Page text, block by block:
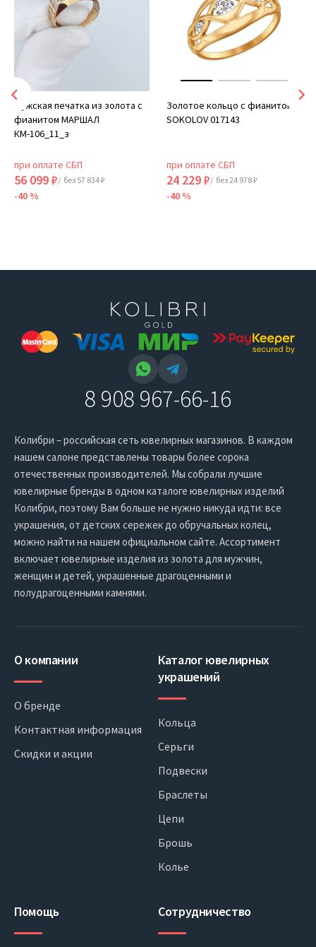
Мужская печатка из золота с
фианитом МАРШАЛ
КМ-106_11_з
при оплате СБП
56 099 ₽/ без 57 834 ₽
-40 %
Золотое кольцо с фианитом
SOKOLOV 017143
при оплате СБП
24 229 ₽/ без 24 978 ₽
-40 %
8 908 967-66-16
Колибри – российская сеть ювелирных магазинов. В каждом
нашем салоне представлены товары более сорока
отечественных производителей. Мы собрали лучшие
ювелирные бренды в одном каталоге ювелирных изделий
Колибри, поэтому Вам больше не нужно никуда идти: все
украшения, от детских сережек до обручальных колец,
можно найти на нашем официальном сайте. Ассортимент
включает ювелирные изделия из золота для мужчин,
женщин и детей, украшенные драгоценными и
полудрагоценными камнями.
О компании
О бренде
Контактная информация
Скидки и акции
Каталог ювелирных
украшений
Кольца
Серьги
Подвески
Браслеты
Цепи
Брошь
Колье
Помощь Сотрудничество